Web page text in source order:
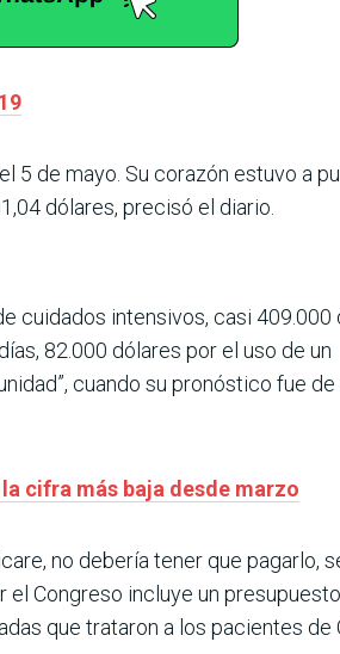
5 de mayo. Su corazón estuvo a
dólares, precisó el diario.
cuidados intensivos, casi 409.000
82.000 dólares por el uso de un
cuando su pronóstico fue de
cifra más baja desde marzo
no debería tener que pagarlo,
Congreso incluye un
que trataron a los pacientes de